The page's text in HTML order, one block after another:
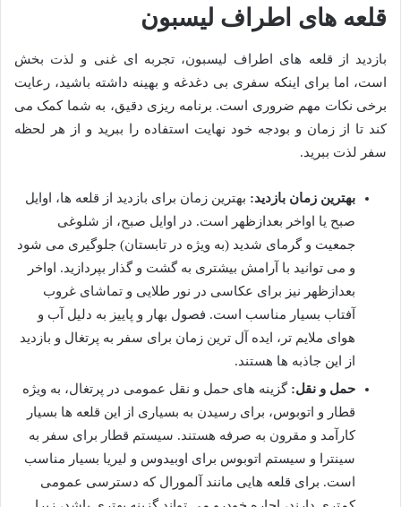
قلعه های اطراف لیسبون
بازدید از قلعه های اطراف لیسبون، تجربه ای غنی و لذت بخش
است، اما برای اینکه سفری بی دغدغه و بهینه داشته باشید، رعایت
برخی نکات مهم ضروری است. برنامه ریزی دقیق، به شما کمک می
کند تا از زمان و بودجه خود نهایت استفاده را ببرید و از هر لحظه
سفر لذت ببرید.
بهترین زمان بازدید: بهترین زمان برای بازدید از قلعه ها، اوایل
صبح یا اواخر بعدازظهر است. در اوایل صبح، از شلوغی
جمعیت و گرمای شدید (به ویژه در تابستان) جلوگیری می شود
و می توانید با آرامش بیشتری به گشت و گذار بپردازید. اواخر
بعدازظهر نیز برای عکاسی در نور طلایی و تماشای غروب
آفتاب بسیار مناسب است. فصول بهار و پاییز به دلیل آب و
هوای ملایم تر، ایده آل ترین زمان برای سفر به پرتغال و بازدید
از این جاذبه ها هستند.
حمل و نقل: گزینه های حمل و نقل عمومی در پرتغال، به ویژه
قطار و اتوبوس، برای رسیدن به بسیاری از این قلعه ها بسیار
کارآمد و مقرون به صرفه هستند. سیستم قطار برای سفر به
سینترا و سیستم اتوبوس برای اوبیدوس و لیریا بسیار مناسب
است. برای قلعه هایی مانند آلمورال که دسترسی عمومی